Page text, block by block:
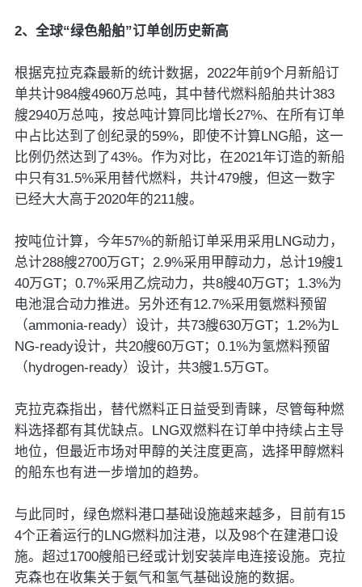
2、全球“绿色船舶”订单创历史新高
根据克拉克森最新的统计数据，2022年前9个月新船订
单共计984艘4960万总吨，其中替代燃料船舶共计383
艘2940万总吨，按总吨计算同比增长27%、在所有订单
中占比达到了创纪录的59%，即使不计算LNG船，这一
比例仍然达到了43%。作为对比，在2021年订造的新船
中只有31.5%采用替代燃料，共计479艘，但这一数字
已经大大高于2020年的211艘。
按吨位计算，今年57%的新船订单采用采用LNG动力，
总计288艘2700万GT；2.9%采用甲醇动力，总计19艘1
40万GT；0.7%采用乙烷动力，共8艘40万GT；1.3%为
电池混合动力推进。另外还有12.7%采用氨燃料预留
（ammonia-ready）设计，共73艘630万GT；1.2%为L
NG-ready设计，共20艘60万GT；0.1%为氢燃料预留
（hydrogen-ready）设计，共3艘1.5万GT。
克拉克森指出，替代燃料正日益受到青睐，尽管每种燃
料选择都有其优缺点。LNG双燃料在订单中持续占主导
地位，但最近市场对甲醇的关注度更高，选择甲醇燃料
的船东也有进一步增加的趋势。
与此同时，绿色燃料港口基础设施越来越多，目前有15
4个正着运行的LNG燃料加注港，以及98个在建港口设
施。超过1700艘船已经或计划安装岸电连接设施。克拉
克森也在收集关于氨气和氢气基础设施的数据。